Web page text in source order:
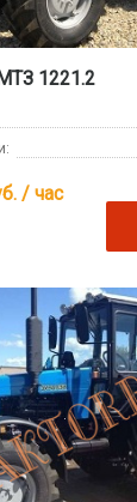
1221.2
/ час